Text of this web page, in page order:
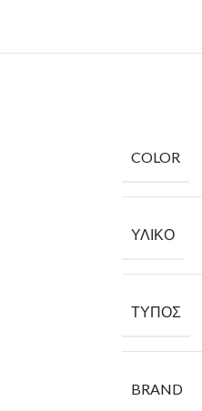
COLOR
ΥΛΙΚΌ
ΤΎΠΟΣ
BRAND